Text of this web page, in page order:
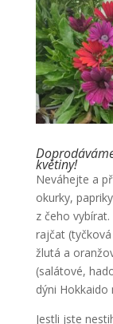
květiny!
Neváhejte a
okurky,
z čeho
rajčat
žlutá a
(salátové,
dýni Hokkaido
Jestli jste